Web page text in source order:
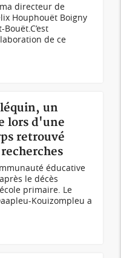
directeur de
Houphouët Boigny
de ce
un
lors d'une
retrouvé
éducative
le décès
primaire. Le
Kouizompleu a